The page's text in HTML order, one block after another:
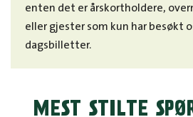
enten det er årskortholdere,
eller gjester som kun har besøkt
dagsbilletter.
MEST STILTE